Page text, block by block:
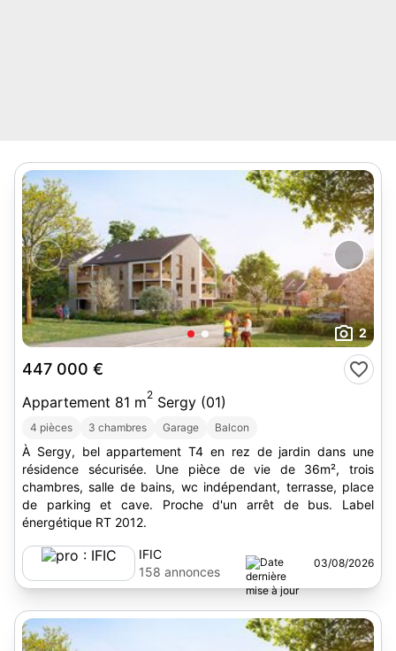
2
447 000 €
Appartement 81 m2 Sergy (01)
4 pièces 3 chambres Garage Balcon
À Sergy, bel appartement T4 en rez de jardin dans une
résidence sécurisée. Une pièce de vie de 36m², trois
chambres, salle de bains, wc indépendant, terrasse, place
de parking et cave. Proche d'un arrêt de bus. Label
énergétique RT 2012.
IFIC
158 annonces
03/08/2026